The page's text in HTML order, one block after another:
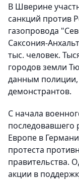
В Шверине
санкций против
газопровода
Саксония-
тыс. человек.
городов земли
данным полиции,
демонстрантов.
С начала
последовавшего
Европе в
протеста
правительства.
акции в